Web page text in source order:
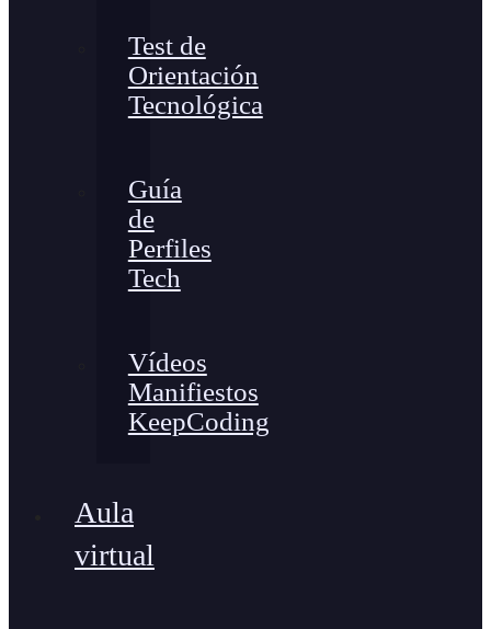
Test de
Orientación
Tecnológica
Guía
de
Perfiles
Tech
Vídeos
Manifiestos
KeepCoding
Aula
virtual